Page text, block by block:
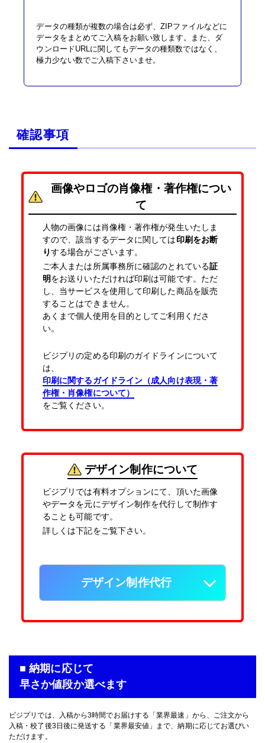
データの種類が複数の場合は必ず、ZIPファイルなどに
データをまとめてご入稿をお願い致します。また、ダ
ウンロードURLに関してもデータの種類数ではなく、
極力少ない数でご入稿下さいませ。
確認事項
画像やロゴの肖像権・著作権につい
て
人物の画像には肖像権・著作権が発生いたしま
すので、該当するデータに関しては印刷をお断
りする場合がございます。
ご本人または所属事務所に確認のとれている証
明をお送りいただければ印刷は可能です。ただ
し、当サービスを使用して印刷した商品を販売
することはできません。
あくまで個人使用を目的としてご利用くださ
い。
ビジプリの定める印刷のガイドラインについて
は、
印刷に関するガイドライン（成人向け表現・著
作権・肖像権について）
をご覧ください。
デザイン制作について
ビジプリでは有料オプションにて、頂いた画像
やデータを元にデザイン制作を代行して制作す
ることも可能です。
詳しくは下記をご覧下さい。
デザイン制作代行
■ 納期に応じて
早さか値段か選べます
ビジプリでは、入稿から3時間でお届けする「業界最速」から、ご注文から
入稿・校了後3日後に発送する「業界最安値」まで、納期に応じてお選びい
ただけます。